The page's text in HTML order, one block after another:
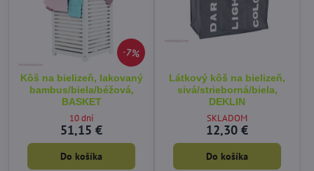
7%
Kôš na bielizeň, lakovaný
bambus/biela/béžová,
BASKET
10 dní
51,15 €
Do košíka
Látkový kôš na bielizeň,
sivá/strieborná/biela,
DEKLIN
SKLADOM
12,30 €
Do košíka